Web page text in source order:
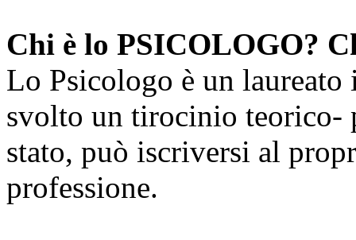
Chi è lo PSICOLOGO?
Lo Psicologo è un
svolto un tirocinio teorico-
stato, può iscriversi al
professione.